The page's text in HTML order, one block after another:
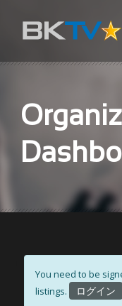
You need to be
listings.
ログイン